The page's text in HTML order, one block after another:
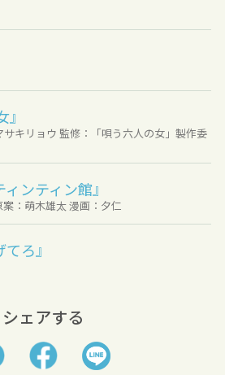
キリョウ 監修：「唄う六人の女」製作委
ンティン館』
：萌木雄太 漫画：夕仁
ろ』
シェアする